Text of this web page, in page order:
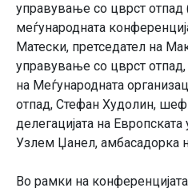
управување со цврст
меѓународната
Матески, претседател на
управување со цврст
на Меѓународната
отпад, Стефан Худолин, шеф
делегацијата на Европската
Узлем Џанел, амбасадорка
Во рамки на